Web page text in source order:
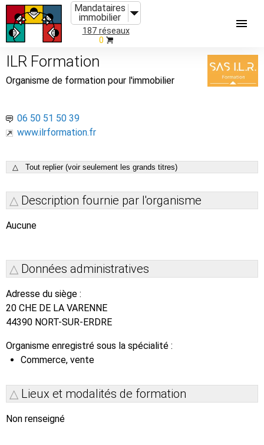
Mandataires
immobilier
187 réseaux
0
ILR Formation
Organisme de formation pour l'immobilier
06 50 51 50 39
www.ilrformation.fr
△ Tout replier (voir seulement les grands titres)
Description fournie par l'organisme
Aucune
Données administratives
Adresse du siège :
20 CHE DE LA VARENNE
44390 NORT-SUR-ERDRE
Organisme enregistré sous la spécialité :
Commerce, vente
Lieux et modalités de formation
Non renseigné